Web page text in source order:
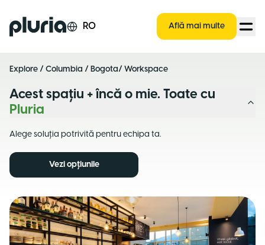
Logo Pluria RO Află mai multe
Explore / Columbia / Bogota/ Workspace
Acest spațiu + încă o mie. Toate cu
Pluria
Alege soluția potrivită pentru echipa ta.
Vezi opțiunile